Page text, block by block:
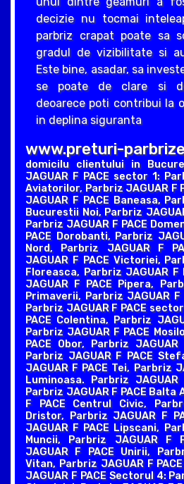
decizie nu tocmai
parbriz crapat poate sa
gradul de vizibilitate si
Este bine, asadar, sa
se poate de clare si
deoarece poti contribui la
in deplina siguranta
www.preturi-
domicilu clientului in
JAGUAR F PACE sector 1:
Aviatorilor, Parbriz JAGUAR F
JAGUAR F PACE Baneasa,
Bucurestii Noi, Parbriz
Parbriz JAGUAR F PACE
PACE Dorobanti, Parbriz
Nord, Parbriz JAGUAR F
JAGUAR F PACE Victoriei,
Floreasca, Parbriz JAGUAR F
JAGUAR F PACE Pipera,
Primaverii, Parbriz JAGUAR F
Parbriz JAGUAR F PACE
PACE Colentina, Parbriz
Parbriz JAGUAR F PACE
PACE Obor, Parbriz
Parbriz JAGUAR F PACE
JAGUAR F PACE Tei, Parbriz
Luminoasa. Parbriz
Parbriz JAGUAR F PACE Balta
F PACE Centrul Civic,
Dristor, Parbriz JAGUAR F
JAGUAR F PACE Lipscani,
Muncii, Parbriz JAGUAR F
JAGUAR F PACE Unirii,
Vitan, Parbriz JAGUAR F
JAGUAR F PACE Sectorul 4: